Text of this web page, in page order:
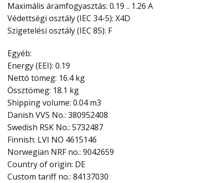
Maximális áramfogyasztás: 0.19 .. 1.26 A
Védettségi osztály (IEC 34-5): X4D
Szigetelési osztály (IEC 85): F
Egyéb:
Energy (EEI): 0.19
Nettó tömeg: 16.4 kg
Össztömeg: 18.1 kg
Shipping volume: 0.04 m3
Danish VVS No.: 380952408
Swedish RSK No.: 5732487
Finnish: LVI NO 4615146
Norwegian NRF no.: 9042659
Country of origin: DE
Custom tariff no.: 84137030